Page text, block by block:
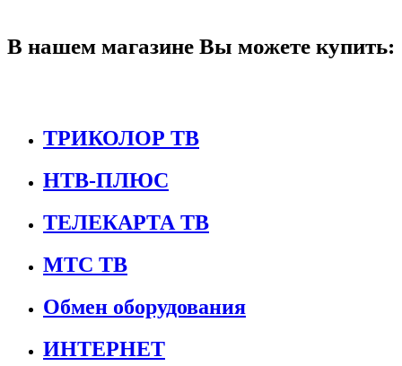
В нашем магазине Вы можете купить:
ТРИКОЛОР ТВ
НТВ-ПЛЮС
ТЕЛЕКАРТА ТВ
МТС ТВ
Обмен оборудования
ИНТЕРНЕТ